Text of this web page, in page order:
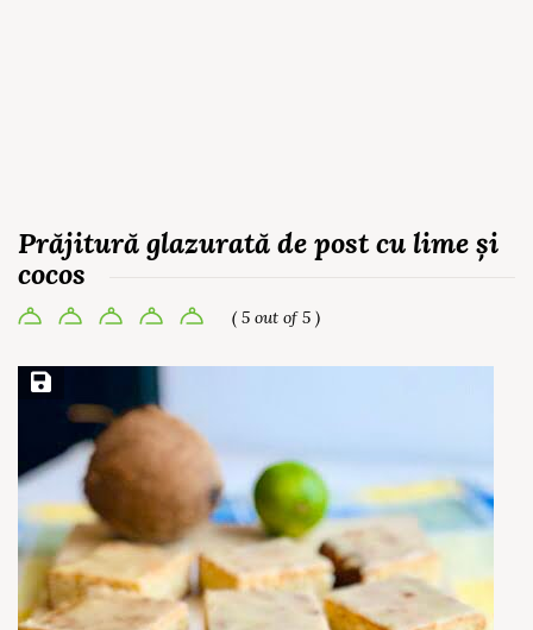
Prăjitură glazurată de post cu lime și
cocos
( 5 out of 5 )
Save Recipe